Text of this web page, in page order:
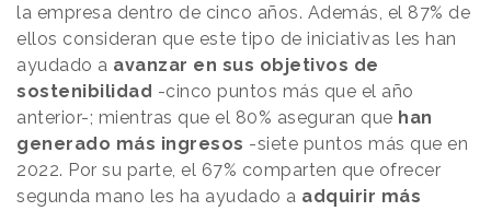
la empresa dentro de cinco años. Además, el 87% de
ellos consideran que este tipo de iniciativas les han
ayudado a avanzar en sus objetivos de
sostenibilidad -cinco puntos más que el año
anterior-; mientras que el 80% aseguran que han
generado más ingresos -siete puntos más que en
2022. Por su parte, el 67% comparten que ofrecer
segunda mano les ha ayudado a adquirir más